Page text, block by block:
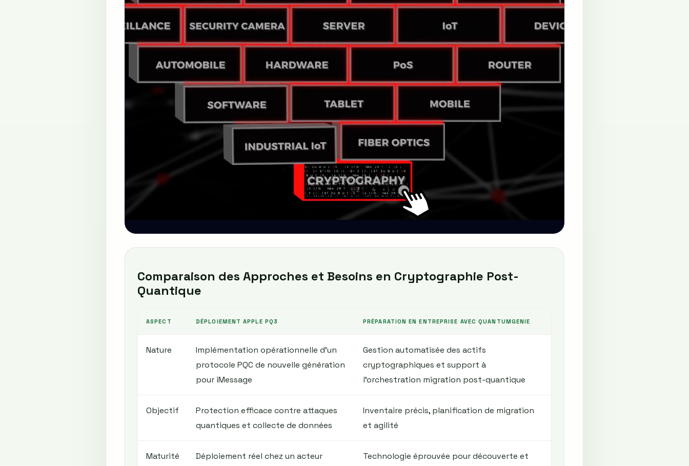
Comparaison des Approches et Besoins en Cryptographie Post-
Quantique
ASPECT DÉPLOIEMENT APPLE PQ3 PRÉPARATION EN ENTREPRISE AVEC QUANTUMGENIE
Nature
Implémentation opérationnelle d’un
protocole PQC de nouvelle génération
pour iMessage
Gestion automatisée des actifs
cryptographiques et support à
l’orchestration migration post-quantique
Objectif
Protection efficace contre attaques
quantiques et collecte de données
Inventaire précis, planification de migration
et agilité
Maturité
Déploiement réel chez un acteur
Technologie éprouvée pour découverte et